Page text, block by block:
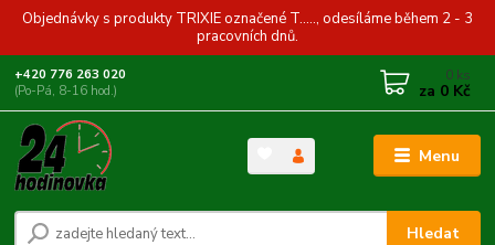
Objednávky s produkty TRIXIE označené T....., odesíláme během 2 - 3
pracovních dnů.
Menu
Hledat
+420 776 263 020
(Po-Pá, 8-16 hod.)
0 ks
za 0 Kč